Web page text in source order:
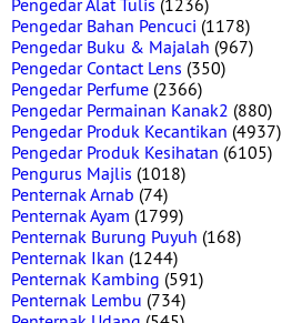
Pengedar Alat Tulis (1236)
Pengedar Bahan Pencuci (1178)
Pengedar Buku & Majalah (967)
Pengedar Contact Lens (350)
Pengedar Perfume (2366)
Pengedar Permainan Kanak2 (880)
Pengedar Produk Kecantikan (4937)
Pengedar Produk Kesihatan (6105)
Pengurus Majlis (1018)
Penternak Arnab (74)
Penternak Ayam (1799)
Penternak Burung Puyuh (168)
Penternak Ikan (1244)
Penternak Kambing (591)
Penternak Lembu (734)